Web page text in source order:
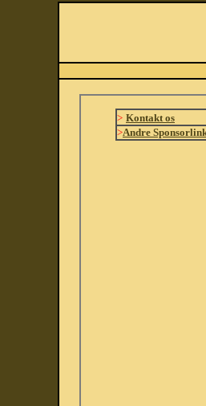
> Kontakt os
>Andre